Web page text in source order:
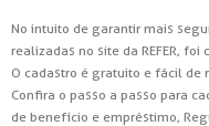
No intuito de garantir mais
realizadas no site da REFER,
O cadastro é gratuito e fácil de
Confira o passo a passo para
de benefício e empréstimo,